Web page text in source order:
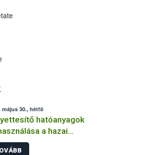
május 30., hétfő
hatóanyagok
a hazai